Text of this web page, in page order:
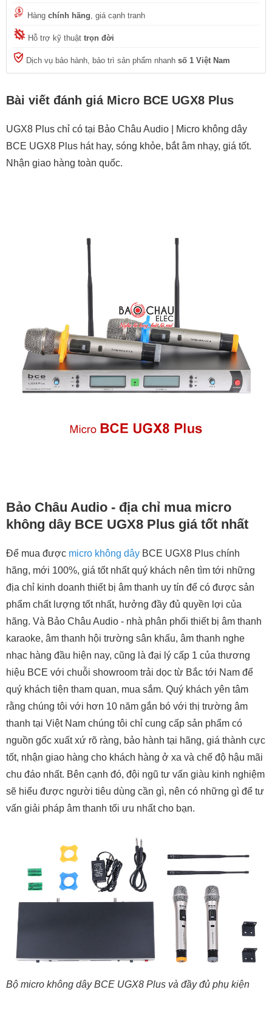
Hàng chính hãng , giá cạnh tranh
Hỗ trợ kỹ thuật trọn đời
Dịch vụ bảo hành, bảo trì sản phẩm nhanh số 1 Việt Nam
Bài viết đánh giá Micro BCE UGX8 Plus
UGX8 Plus chỉ có tại Bảo Châu Audio | Micro không dây
BCE UGX8 Plus hát hay, sóng khỏe, bắt âm nhạy, giá tốt.
Nhận giao hàng toàn quốc.
Bảo Châu Audio - địa chỉ mua micro
không dây BCE UGX8 Plus giá tốt nhất
Để mua được micro không dây BCE UGX8 Plus chính
hãng, mới 100%, giá tốt nhất quý khách nên tìm tới những
địa chỉ kinh doanh thiết bị âm thanh uy tín để có được sản
phẩm chất lượng tốt nhất, hưởng đầy đủ quyền lợi của
hãng. Và Bảo Châu Audio - nhà phân phối thiết bị âm thanh
karaoke, âm thanh hội trường sân khấu, âm thanh nghe
nhạc hàng đầu hiện nay, cũng là đại lý cấp 1 của thương
hiệu BCE với chuỗi showroom trải dọc từ Bắc tới Nam để
quý khách tiện tham quan, mua sắm. Quý khách yên tâm
rằng chúng tôi với hơn 10 năm gắn bó với thị trường âm
thanh tại Việt Nam chúng tôi chỉ cung cấp sản phẩm có
nguồn gốc xuất xứ rõ ràng, bảo hành tại hãng, giá thành cực
tốt, nhận giao hàng cho khách hàng ở xa và chế độ hậu mãi
chu đáo nhất. Bên cạnh đó, đội ngũ tư vấn giàu kinh nghiệm
sẽ hiểu được người tiêu dùng cần gì, nên có những gì để tư
vấn giải pháp âm thanh tối ưu nhất cho bạn.
Bộ micro không dây BCE UGX8 Plus và đầy đủ phụ kiện